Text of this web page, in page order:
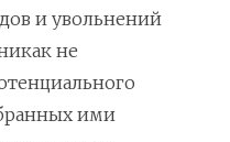
и увольнений
не
ими